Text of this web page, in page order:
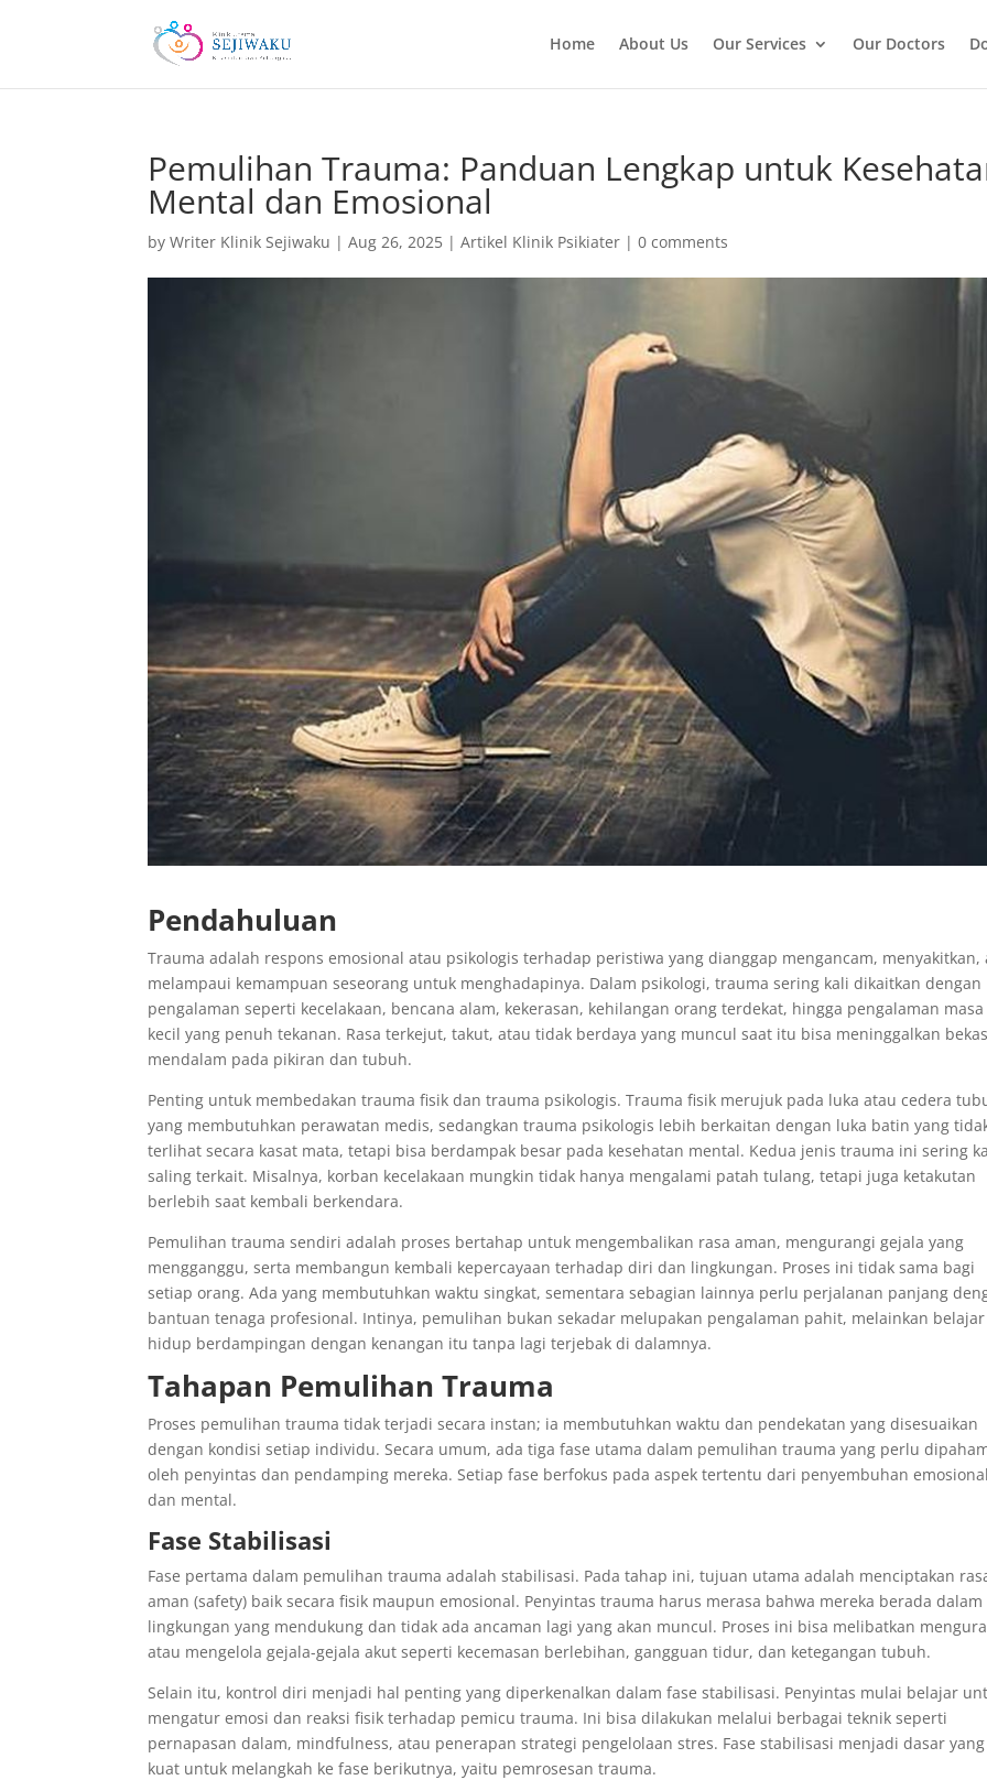
Home About Us Our Services Our Doctors
Pemulihan Trauma: Panduan Lengkap untuk
Mental dan Emosional
byWriter Klinik Sejiwaku |Aug 26, 2025 |Artikel Klinik Psikiater |0 comments
Pendahuluan
Trauma adalah respons emosional atau psikologis terhadap peristiwa yang dianggap mengancam, menyakitkan,
melampaui kemampuan seseorang untuk menghadapinya. Dalam psikologi, trauma sering kali dikaitkan dengan
pengalaman seperti kecelakaan, bencana alam, kekerasan, kehilangan orang terdekat, hingga pengalaman masa
kecil yang penuh tekanan. Rasa terkejut, takut, atau tidak berdaya yang muncul saat itu bisa meninggalkan bekas
mendalam pada pikiran dan tubuh.
Penting untuk membedakan trauma fisik dan trauma psikologis. Trauma fisik merujuk pada luka atau cedera
yang membutuhkan perawatan medis, sedangkan trauma psikologis lebih berkaitan dengan luka batin yang
terlihat secara kasat mata, tetapi bisa berdampak besar pada kesehatan mental. Kedua jenis trauma ini sering
saling terkait. Misalnya, korban kecelakaan mungkin tidak hanya mengalami patah tulang, tetapi juga ketakutan
berlebih saat kembali berkendara.
Pemulihan trauma sendiri adalah proses bertahap untuk mengembalikan rasa aman, mengurangi gejala yang
mengganggu, serta membangun kembali kepercayaan terhadap diri dan lingkungan. Proses ini tidak sama bagi
setiap orang. Ada yang membutuhkan waktu singkat, sementara sebagian lainnya perlu perjalanan panjang
bantuan tenaga profesional. Intinya, pemulihan bukan sekadar melupakan pengalaman pahit, melainkan belajar
hidup berdampingan dengan kenangan itu tanpa lagi terjebak di dalamnya.
Tahapan Pemulihan Trauma
Proses pemulihan trauma tidak terjadi secara instan; ia membutuhkan waktu dan pendekatan yang disesuaikan
dengan kondisi setiap individu. Secara umum, ada tiga fase utama dalam pemulihan trauma yang perlu
oleh penyintas dan pendamping mereka. Setiap fase berfokus pada aspek tertentu dari penyembuhan emosional
dan mental.
Fase Stabilisasi
Fase pertama dalam pemulihan trauma adalah stabilisasi. Pada tahap ini, tujuan utama adalah menciptakan
aman (safety) baik secara fisik maupun emosional. Penyintas trauma harus merasa bahwa mereka berada dalam
lingkungan yang mendukung dan tidak ada ancaman lagi yang akan muncul. Proses ini bisa melibatkan
atau mengelola gejala-gejala akut seperti kecemasan berlebihan, gangguan tidur, dan ketegangan tubuh.
Selain itu, kontrol diri menjadi hal penting yang diperkenalkan dalam fase stabilisasi. Penyintas mulai belajar
mengatur emosi dan reaksi fisik terhadap pemicu trauma. Ini bisa dilakukan melalui berbagai teknik seperti
pernapasan dalam, mindfulness, atau penerapan strategi pengelolaan stres. Fase stabilisasi menjadi dasar yang
kuat untuk melangkah ke fase berikutnya, yaitu pemrosesan trauma.